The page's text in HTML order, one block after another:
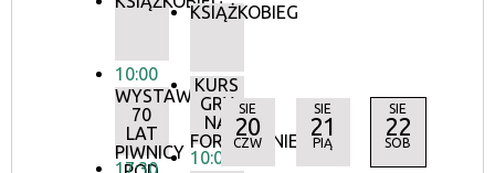
10:00
WYSTAWA:
70
LAT
PIWNICY
17:30
KSIĄŻKOBIEG
KURS
GRY
NA
FORTEPIANIE
10:00
SIE
20
CZW
SIE
21
PIĄ
SIE
22
SOB